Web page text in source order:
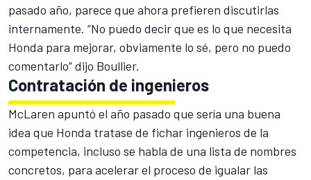
pasado año, parece que ahora prefieren discutirlas
internamente. “No puedo decir que es lo que necesita
Honda para mejorar, obviamente lo sé, pero no puedo
comentarlo” dijo Boullier.
Contratación de ingenieros
McLaren apuntó el año pasado que sería una buena
idea que Honda tratase de fichar ingenieros de la
competencia, incluso se habla de una lista de nombres
concretos, para acelerar el proceso de igualar las